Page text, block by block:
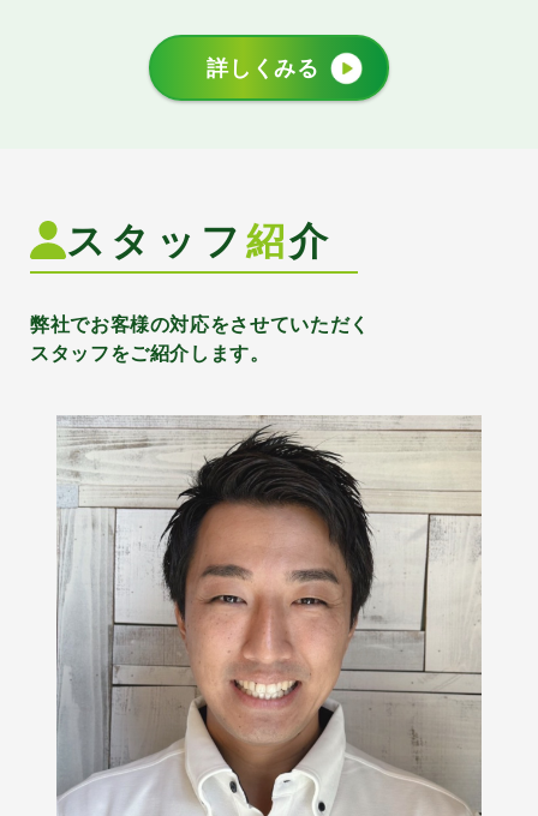
詳しくみる
スタッフ紹介
弊社でお客様の対応をさせていただく
スタッフをご紹介します。